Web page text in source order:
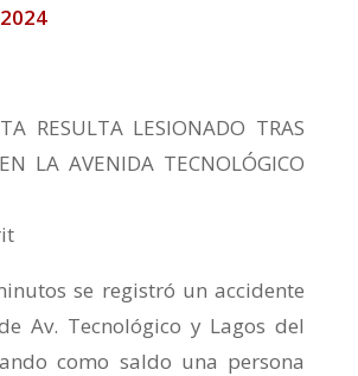
RESULTA LESIONADO TRAS
LA AVENIDA TECNOLÓGICO
se registró un accidente
Av. Tecnológico y Lagos del
como saldo una persona